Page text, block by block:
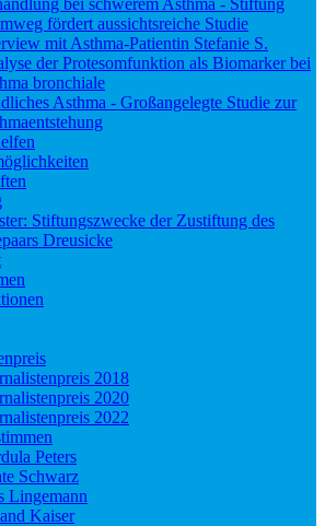
bei schwerem Asthma - Stiftung
fördert aussichtsreiche Studie
mit Asthma-Patientin Stefanie S.
der Protesomfunktion als Biomarker bei
bronchiale
Asthma - Großangelegte Studie zur
Stiftungszwecke der Zustiftung des
Dreusicke
2018
2020
2022
Peters
Schwarz
Lingemann
Kaiser